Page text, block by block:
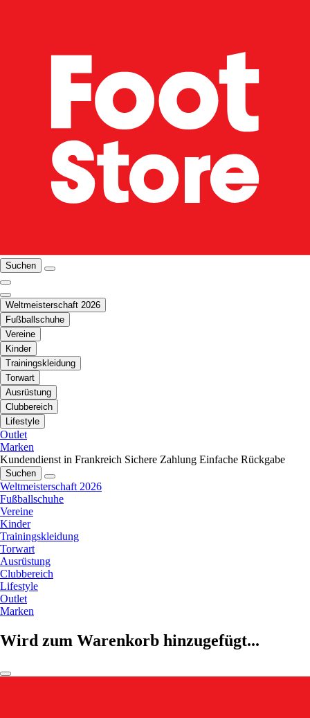
Suchen
Weltmeisterschaft 2026
Fußballschuhe
Vereine
Kinder
Trainingskleidung
Torwart
Ausrüstung
Clubbereich
Lifestyle
Outlet
Marken
Kundendienst in Frankreich Sichere Zahlung Einfache Rückgabe
Suchen
Weltmeisterschaft 2026
Fußballschuhe
Vereine
Kinder
Trainingskleidung
Torwart
Ausrüstung
Clubbereich
Lifestyle
Outlet
Marken
Wird zum Warenkorb hinzugefügt...